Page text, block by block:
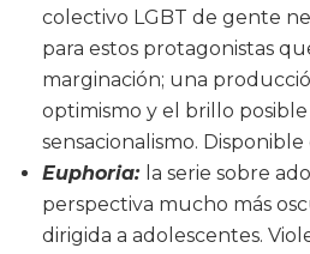
colectivo LGBT de gente
para estos protagonistas
marginación; una
optimismo y el brillo posible
sensacionalismo.
Euphoria: la serie sobre
perspectiva mucho más
dirigida a adolescentes.